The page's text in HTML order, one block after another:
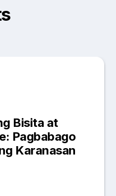
Bisita at
Pagbabago
Karanasan